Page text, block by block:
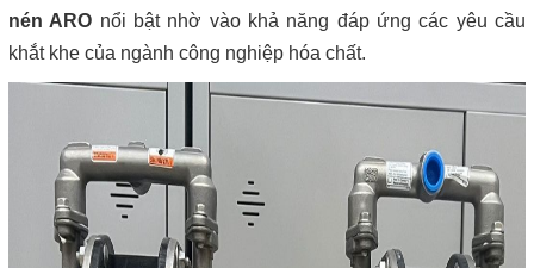
nén ARO nổi bật nhờ vào khả năng đáp ứng các yêu cầu
khắt khe của ngành công nghiệp hóa chất.